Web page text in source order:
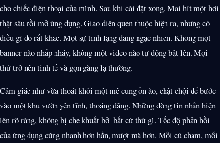
cho chiếc điện thoại của mình. Sau khi cài đặt xong, Mai hít một hơi
thật sâu rồi mở ứng dụng. Giao diện quen thuộc hiện ra, nhưng có
điều gì đó rất khác. Một sự tĩnh lặng đáng ngạc nhiên. Không một
banner nào nhấp nháy, không một video nào tự động bật lên. Mọi
thứ trở nên tinh tế và gọn gàng lạ thường.
Cảm giác như vừa thoát khỏi một mê cung ồn ào, chật chội để bước
vào một khu vườn yên tĩnh, thoáng đãng. Những dòng tin nhắn hiện
lên rõ ràng, không bị che khuất bởi bất cứ thứ gì. Tốc độ phản hồi
của ứng dụng cũng nhanh hơn hẳn, mượt mà hơn. Mỗi cú chạm, mỗi